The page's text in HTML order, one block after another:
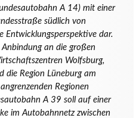
A 14) mit einer
südlich von
Entwicklungsperspektive dar.
an die großen
Wolfsburg,
die Region Lüneburg am
Regionen
A 39 soll auf einer
im Autobahnnetz zwischen